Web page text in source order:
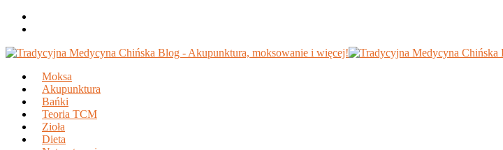
Moksa
Akupunktura
Bańki
Teoria TCM
Zioła
Dieta